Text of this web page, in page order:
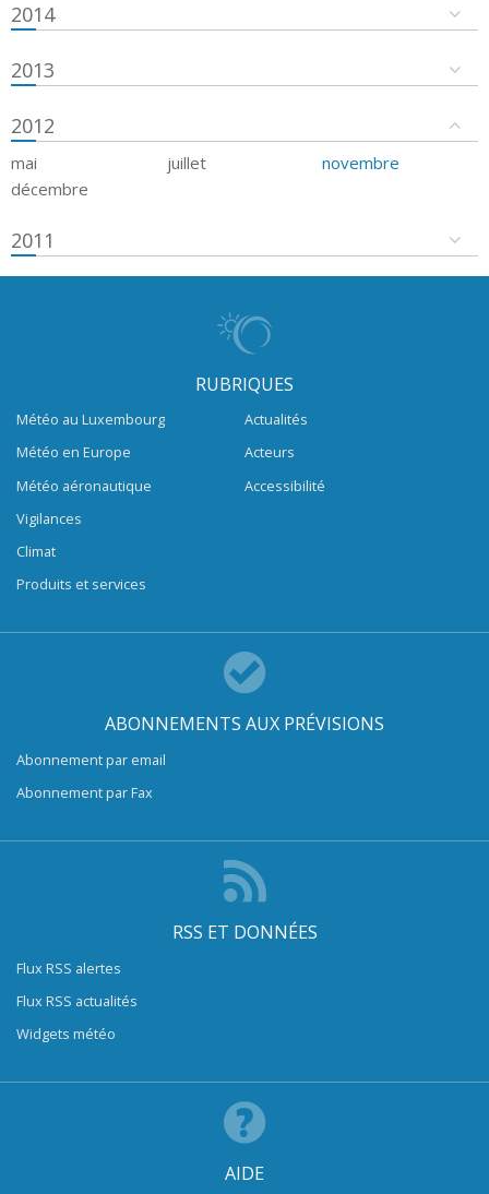
2014
2013
2012
mai juillet
novembre
décembre
2011
RUBRIQUES
Météo au Luxembourg
Météo en Europe
Météo aéronautique
Vigilances
Climat
Produits et services
Actualités
Acteurs
Accessibilité
ABONNEMENTS AUX PRÉVISIONS
Abonnement par email
Abonnement par Fax
RSS ET DONNÉES
Flux RSS alertes
Flux RSS actualités
Widgets météo
AIDE